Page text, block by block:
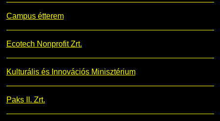
Campus étterem
Ecotech Nonprofit Zrt.
Kulturális és Innovációs Minisztérium
Paks II. Zrt.